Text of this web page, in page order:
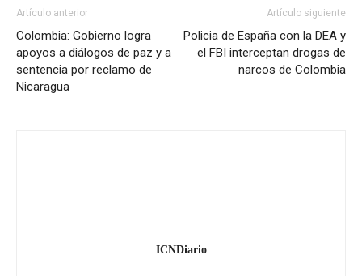
Artículo anterior
Colombia: Gobierno logra
apoyos a diálogos de paz y a
sentencia por reclamo de
Nicaragua
Artículo siguiente
Policia de España con la DEA y
el FBI interceptan drogas de
narcos de Colombia
ICNDiario